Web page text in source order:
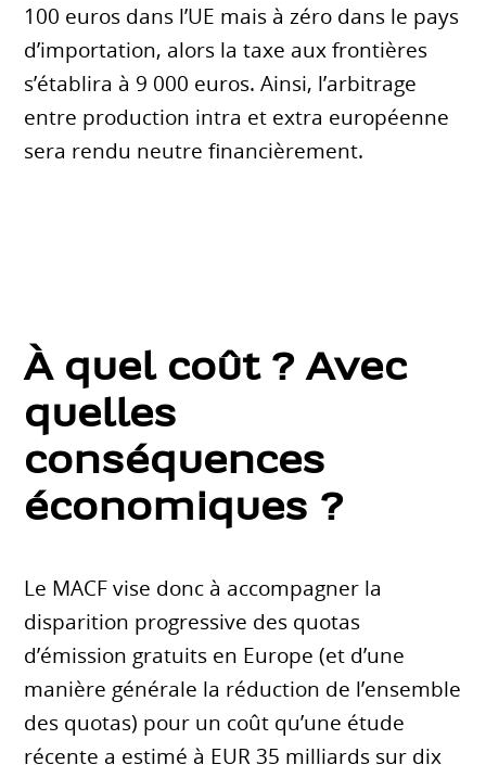
100 euros dans l’UE mais à zéro dans le pays
d’importation, alors la taxe aux frontières
s’établira à 9 000 euros. Ainsi, l’arbitrage
entre production intra et extra européenne
sera rendu neutre financièrement.
À quel coût ? Avec
quelles
conséquences
économiques ?
Le MACF vise donc à accompagner la
disparition progressive des quotas
d’émission gratuits en Europe (et d’une
manière générale la réduction de l’ensemble
des quotas) pour un coût qu’une étude
récente a estimé à EUR 35 milliards sur dix